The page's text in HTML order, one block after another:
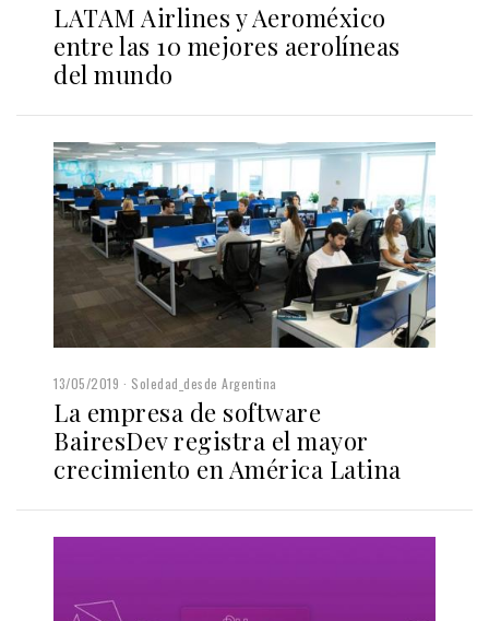
LATAM Airlines y Aeroméxico
entre las 10 mejores aerolíneas
del mundo
13/05/2019 Soledad_desde Argentina
La empresa de software
BairesDev registra el mayor
crecimiento en América Latina